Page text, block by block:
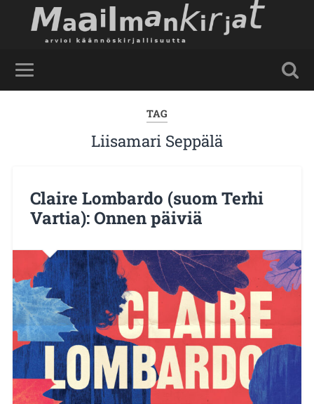
TAG
Liisamari Seppälä
Claire Lombardo (suom Terhi
Vartia): Onnen päiviä